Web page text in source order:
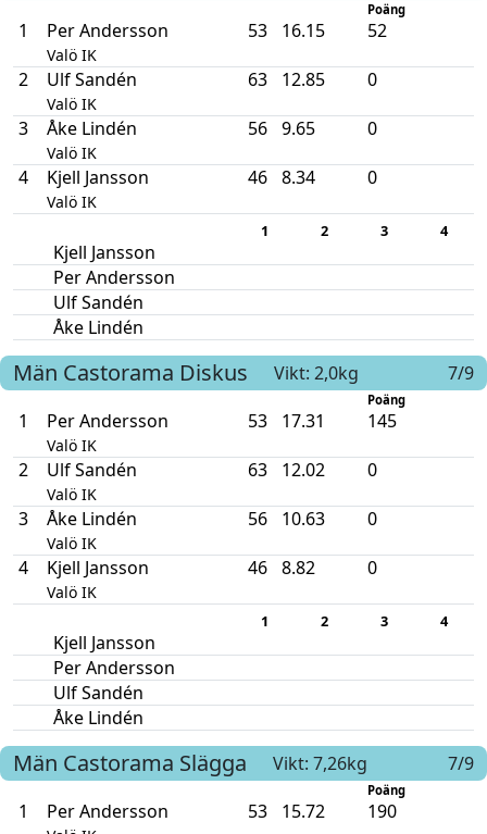
Poäng
1 Per Andersson
Valö IK
53 16.15 52
2 Ulf Sandén
Valö IK
63 12.85 0
3 Åke Lindén
Valö IK
56 9.65 0
4 Kjell Jansson
Valö IK
46 8.34 0
1 2 3 4
Kjell Jansson
Per Andersson
Ulf Sandén
Åke Lindén
Män Castorama Diskus Vikt: 2,0kg 7/9
Poäng
1 Per Andersson
Valö IK
53 17.31 145
2 Ulf Sandén
Valö IK
63 12.02 0
3 Åke Lindén
Valö IK
56 10.63 0
4 Kjell Jansson
Valö IK
46 8.82 0
1 2 3 4
Kjell Jansson
Per Andersson
Ulf Sandén
Åke Lindén
Män Castorama Slägga Vikt: 7,26kg 7/9
Poäng
1 Per Andersson 53 15.72 190